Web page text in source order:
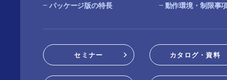
パッケージ版の特長
動作環境・制限事
セミナー カタログ・資料